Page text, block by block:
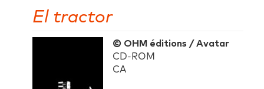
El tractor
© OHM éditions / Avatar
CD-ROM
CA